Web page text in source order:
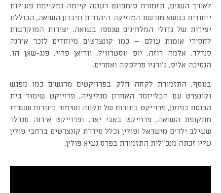
לאורך השנים, תזמורת סימפונט רעננה קיימה ומקיימת פעילות
ייחודית בנושא מורשת המוזיקה היהודית וזיכרון השואה, הכוללת
יצירות של גדולי המלחינים שנספו בשואה. יצירות המוקדשות
לחסידי אומות עולם – כמו קונצרטים מיוחדים לזכר אירנה
סנדלר, אלמה רוזה, יופ ווסטרוויל, ווריאן פריי, פנג-שאן הו,
הנסיכה אליס, ג'ורגיו פרלסקה ואחרים.
בנוסף, התזמורת לקחה חלק בפרויקטים מרגשים כמו מפגש
וקונצרט עם הכלייזמר האחרון מגליציה, פרוייקט שימור בית
הכנסת בפוזנן, פרוייקט כינורות של תקווה ושימור כינורות ששרדו
מתקופת השואה. פרוייקט באבי יאר, ופרוייקט אירנה סנדלר
ששילב ילדים מישראל ופולין וכלל סידרת קונצרטים ברחבי פולין
עליו זכתה מנכ״לית התזמורת בפרס נשיא פולין.